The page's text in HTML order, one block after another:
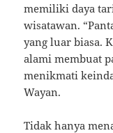
memiliki daya
wisatawan.
yang luar biasa.
alami membuat
menikmati
Wayan.
Tidak hanya